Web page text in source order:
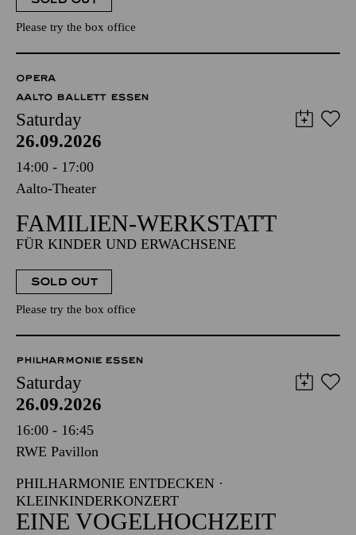
Please try the box office
OPERA
AALTO BALLETT ESSEN
Saturday
26.09.2026
14:00 - 17:00
Aalto-Theater
FAMILIEN-WERKSTATT
FÜR KINDER UND ERWACHSENE
SOLD OUT
Please try the box office
PHILHARMONIE ESSEN
Saturday
26.09.2026
16:00 - 16:45
RWE Pavillon
PHILHARMONIE ENTDECKEN ·
KLEINKINDERKONZERT
EINE VOGELHOCHZEIT